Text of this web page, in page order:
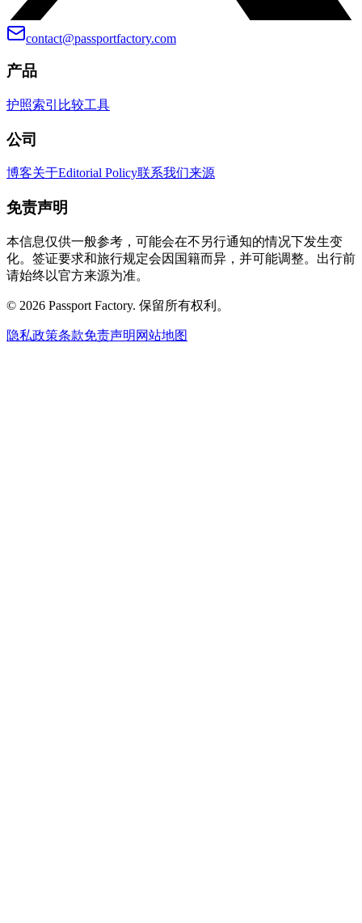
contact@passportfactory.com
产品
护照索引 比较工具
公司
博客关于Editorial Policy联系我们来源
免责声明
本信息仅供一般参考，可能会在不另行通知的情况下发生变
化。签证要求和旅行规定会因国籍而异，并可能调整。出行前
请始终以官方来源为准。
© 2026 Passport Factory. 保留所有权利。
隐私政策条款免责声明 网站地图